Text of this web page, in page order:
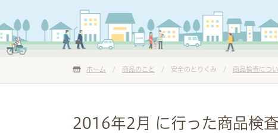
ホーム / 商品のこと / 安全のとりくみ / 商品検査につ
2016年2月 に行った商品検